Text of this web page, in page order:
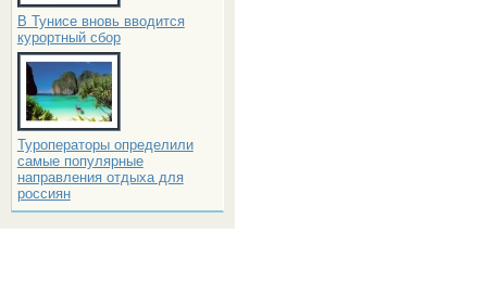
В Тунисе вновь вводится
курортный сбор
Туроператоры определили
самые популярные
направления отдыха для
россиян